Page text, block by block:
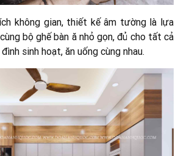
không gian, thiết kế âm tường là lựa
bộ ghế bàn ă nhỏ gọn, đủ cho tất cả
sinh hoạt, ăn uống cùng nhau.